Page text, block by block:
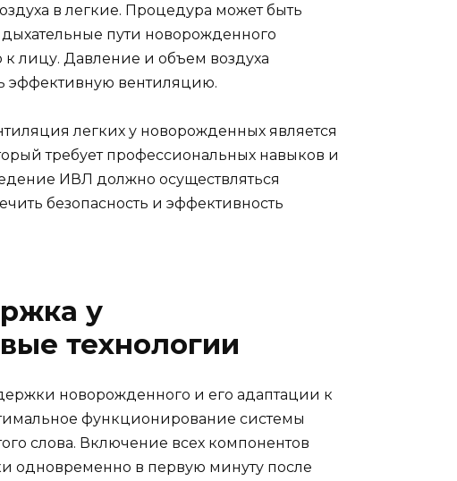
в легкие. Процедура может быть
пути новорожденного
лицу. Давление и объем воздуха
эффективную вентиляцию.
легких у новорожденных является
требует профессиональных навыков и
ИВЛ должно осуществляться
безопасность и эффективность
у
технологии
новорожденного и его адаптации к
функционирование системы
слова. Включение всех компонентов
одновременно в первую минуту после